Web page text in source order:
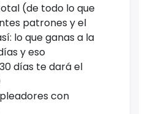
(de todo lo que
patrones y el
lo que ganas a la
y eso
días te dará el
con